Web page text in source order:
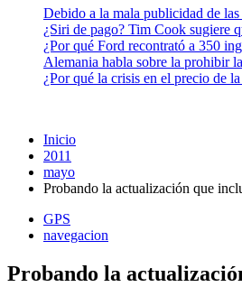
Debido a la mala publicidad de
¿Siri de pago? Tim Cook sugiere
¿Por qué Ford recontrató a 350
Alemania habla sobre la prohibir
¿Por qué la crisis en el precio de
Inicio
2011
mayo
Probando la actualización que
GPS
navegacion
Probando la